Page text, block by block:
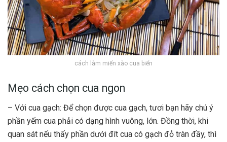
cách làm miến xào cua biển
Mẹo cách chọn cua ngon
– Với cua gạch: Để chọn được cua gạch, tươi bạn hãy chú ý
phần yếm cua phải có dạng hình vuông, lớn. Đồng thời, khi
quan sát nếu thấy phần dưới đít cua có gạch đỏ tràn đầy, thì